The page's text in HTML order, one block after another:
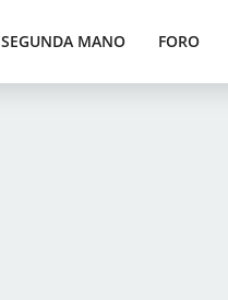
SEGUNDA MANO FORO